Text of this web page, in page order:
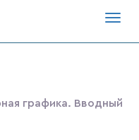
графика. Вводный